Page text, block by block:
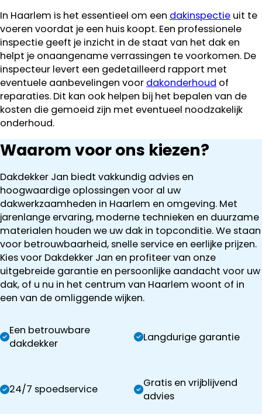
In Haarlem is het essentieel om een dakinspectie uit te
voeren voordat je een huis koopt. Een professionele
inspectie geeft je inzicht in de staat van het dak en
helpt je onaangename verrassingen te voorkomen. De
inspecteur levert een gedetailleerd rapport met
eventuele aanbevelingen voor dakonderhoud of
reparaties. Dit kan ook helpen bij het bepalen van de
kosten die gemoeid zijn met eventueel noodzakelijk
onderhoud.
Waarom voor ons kiezen?
Dakdekker Jan biedt vakkundig advies en
hoogwaardige oplossingen voor al uw
dakwerkzaamheden in Haarlem en omgeving. Met
jarenlange ervaring, moderne technieken en duurzame
materialen houden we uw dak in topconditie. We staan
voor betrouwbaarheid, snelle service en eerlijke prijzen.
Kies voor Dakdekker Jan en profiteer van onze
uitgebreide garantie en persoonlijke aandacht voor uw
dak, of u nu in het centrum van Haarlem woont of in
een van de omliggende wijken.
Een betrouwbare
dakdekker
Langdurige garantie
24/7 spoedservice
Gratis en vrijblijvend
advies